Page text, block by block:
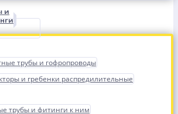
и
трубы и гофропроводы
и гребенки распредилительные
трубы и фитинги к ним